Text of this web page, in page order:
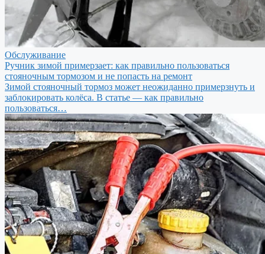
Обслуживание
Ручник зимой примерзает: как правильно пользоваться
стояночным тормозом и не попасть на ремонт
Зимой стояночный тормоз может неожиданно примерзнуть и
заблокировать колёса. В статье — как правильно
пользоваться…